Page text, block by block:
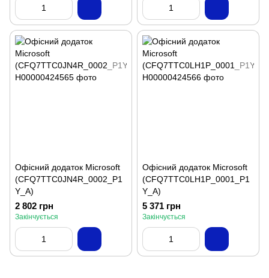
Офісний додаток Microsoft
(CFQ7TTC0JN4R_0002_P1
Y_A)
2 802 грн
Закінчується
Офісний додаток Microsoft
(CFQ7TTC0LH1P_0001_P1
Y_A)
5 371 грн
Закінчується